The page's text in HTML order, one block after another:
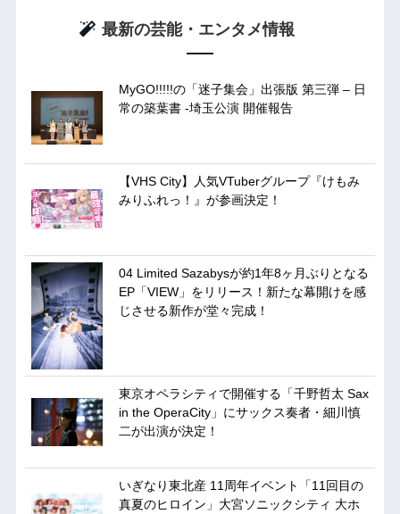
最新の芸能・エンタメ情報
MyGO!!!!!の「迷子集会」出張版 第三弾 – 日
常の築葉書 -埼玉公演 開催報告
【VHS City】人気VTuberグループ『けもみ
みりふれっ！』が参画決定！
04 Limited Sazabysが約1年8ヶ月ぶりとなる
EP「VIEW」をリリース！新たな幕開けを感
じさせる新作が堂々完成！
東京オペラシティで開催する「千野哲太 Sax
in the OperaCity」にサックス奏者・細川慎
二が出演が決定！
いぎなり東北産 11周年イベント「11回目の
真夏のヒロイン」大宮ソニックシティ 大ホ